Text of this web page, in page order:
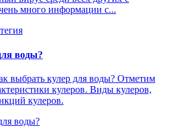
много информации с...
воды?
выбрать кулер для воды? Отметим
кулеров. Виды кулеров,
кулеров.